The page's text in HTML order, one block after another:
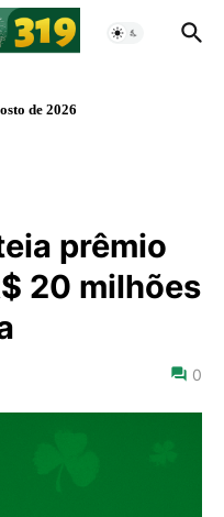
de 2026
prêmio
20 milhões
0